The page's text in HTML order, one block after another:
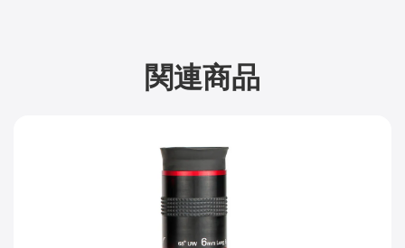
関連商品